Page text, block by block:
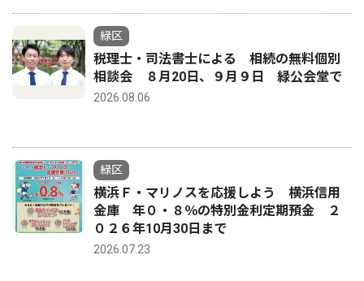
緑区
税理士・司法書士による 相続の無料個別
相談会 ８月20日、９月９日 緑公会堂で
2026.08.06
緑区
横浜Ｆ・マリノスを応援しよう 横浜信用
金庫 年０・８％の特別金利定期預金 ２
０２６年10月30日まで
2026.07.23